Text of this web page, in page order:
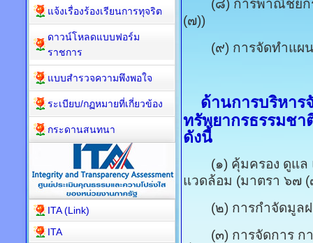
(๘) การพาณิชยกรร
(๗))
(๙) การจัดทำแผนพั
ด้านการบริหาร
ทรัพยากรธรรมช
ดังนี้
(๑) คุ้มครอง ดูแล แ
แวดล้อม (มาตรา ๖๗ (
(๒) การกำจัดมูลฝอ
(๓) การจัดการ การ
แจ้งเรื่องร้องเรียนการทุจริต
ดาวน์โหลดแบบฟอร์ม
ราชการ
แบบสำรวจความพึงพอใจ
ระเบียบ/กฏหมายที่เกี่ยวข้อง
กระดานสนทนา
ITA (Link)
ITA